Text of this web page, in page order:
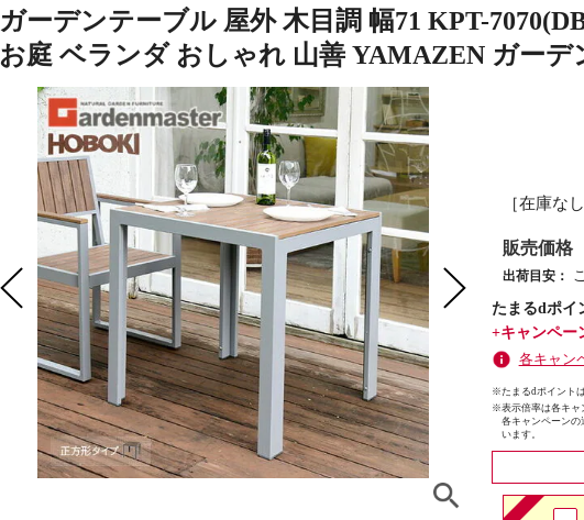
ガーデンテーブル 屋外 木目調 幅71 KPT-
お庭 ベランダ おしゃれ 山善 YAMAZEN ガーデ
［在庫な
販売価格
出荷目安：
たまるdポイ
+キャンペー
各キャン
※たまるdポイント
※表示倍率は各キャ
各キャンペーンの
います。